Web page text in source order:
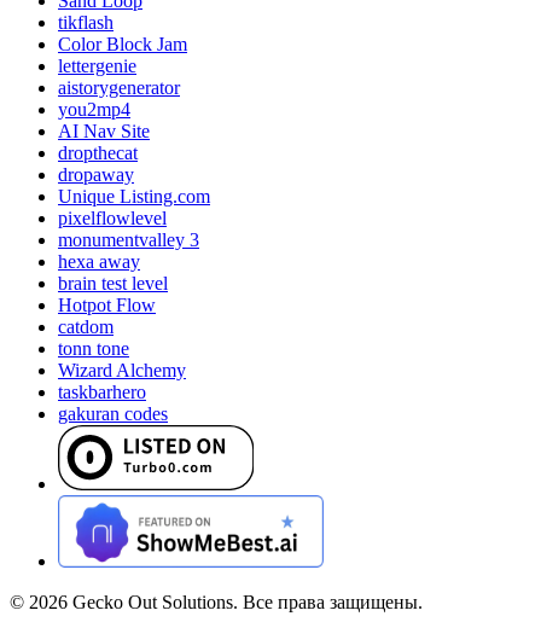
tikflash
Color Block Jam
lettergenie
aistorygenerator
you2mp4
AI Nav Site
dropthecat
dropaway
Unique Listing.com
pixelflowlevel
monumentvalley 3
hexa away
brain test level
Hotpot Flow
catdom
tonn tone
Wizard Alchemy
taskbarhero
gakuran codes
© 2026 Gecko Out Solutions. Все права защищены.